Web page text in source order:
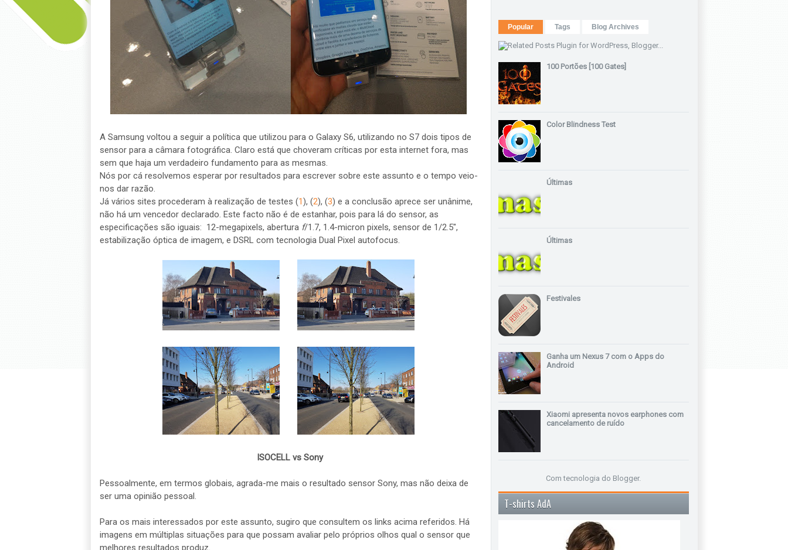
A Samsung voltou a seguir a política que utilizou para o Galaxy S6, utilizando no S7 dois tipos de
sensor para a câmara fotográfica. Claro está que choveram críticas por esta internet fora, mas
sem que haja um verdadeiro fundamento para as mesmas.
Nós por cá resolvemos esperar por resultados para escrever sobre este assunto e o tempo veio-
nos dar razão.
Já vários sites procederam à realização de testes (1), (2), (3) e a conclusão aprece ser unânime,
não há um vencedor declarado. Este facto não é de estanhar, pois para lá do sensor, as
especificações são iguais: 12-megapixels, abertura f/1.7, 1.4-micron pixels, sensor de 1/2.5",
estabilização óptica de imagem, e DSRL com tecnologia Dual Pixel autofocus.
ISOCELL vs Sony
Pessoalmente, em termos globais, agrada-me mais o resultado sensor Sony, mas não deixa de
ser uma opinião pessoal.
Para os mais interessados por este assunto, sugiro que consultem os links acima referidos. Há
imagens em múltiplas situações para que possam avaliar pelo próprios olhos qual o sensor que
melhores resultados produz.
Popular Tags Blog Archives
100 Portões [100 Gates]
Color Blindness Test
Últimas
Últimas
Festivales
Ganha um Nexus 7 com o Apps do
Android
Xiaomi apresenta novos earphones com
cancelamento de ruído
Com tecnologia do Blogger.
T-shirts AdA